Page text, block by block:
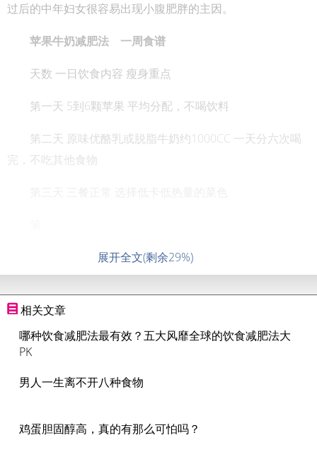
过后的中年妇女很容易出现小腹肥胖的主因。
苹果牛奶减肥法 一周食谱
天数 一日饮食内容 瘦身重点
第一天 5到6颗苹果 平均分配，不喝饮料
第二天 原味优酪乳或脱脂牛奶约1000CC 一天分六次喝
完，不吃其他食物
展开全文(剩余29%)
相关文章
哪种饮食减肥法最有效？五大风靡全球的饮食减肥法大
PK
男人一生离不开八种食物
鸡蛋胆固醇高，真的有那么可怕吗？